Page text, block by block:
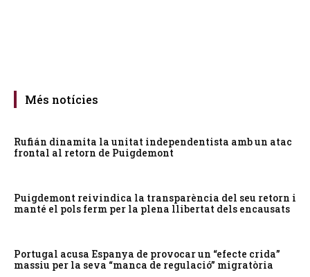
Més notícies
Rufián dinamita la unitat independentista amb un atac
frontal al retorn de Puigdemont
Puigdemont reivindica la transparència del seu retorn i
manté el pols ferm per la plena llibertat dels encausats
Portugal acusa Espanya de provocar un “efecte crida”
massiu per la seva “manca de regulació” migratòria